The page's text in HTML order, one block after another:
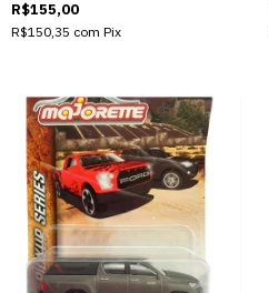
R$155,00
R$150,35 com Pix